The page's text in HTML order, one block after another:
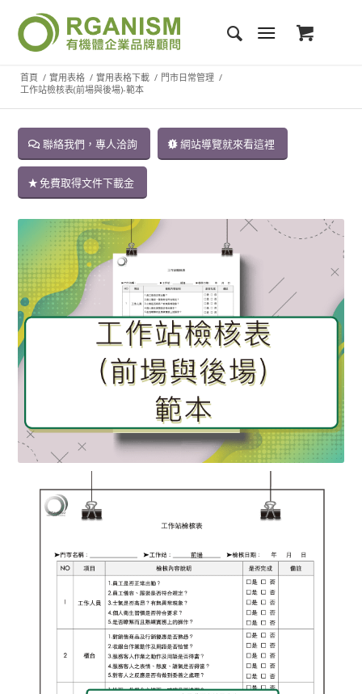
首頁 / 實用表格 / 實用表格下載 / 門市日常管理 /
工作站檢核表(前場與後場)-範本
聯絡我們，專人洽詢 網站導覽就來看這裡
免費取得文件下載金